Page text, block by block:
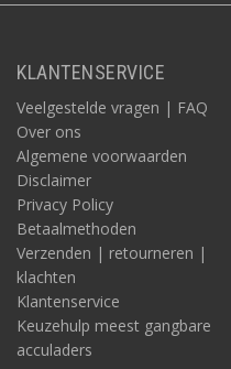
KLANTENSERVICE
Veelgestelde vragen | FAQ
Over ons
Algemene voorwaarden
Disclaimer
Privacy Policy
Betaalmethoden
Verzenden | retourneren |
klachten
Klantenservice
Keuzehulp meest gangbare
acculaders